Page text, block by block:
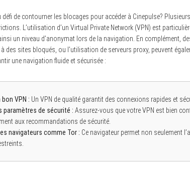
défi de contourner les blocages pour accéder à Cinepulse?
L’utilisation d’un Virtual Private Network (VPN) est
un niveau d’anonymat lors de la navigation. En complément,
à des sites bloqués, ou l’utilisation de serveurs proxy, peuvent
une navigation fluide et sécurisée :
VPN : Un VPN de qualité garantit des connexions rapides et
paramètres de sécurité : Assurez-vous que votre VPN est bien
aux recommandations de sécurité.
navigateurs comme Tor : Ce navigateur permet non seulement
c
h
f
o